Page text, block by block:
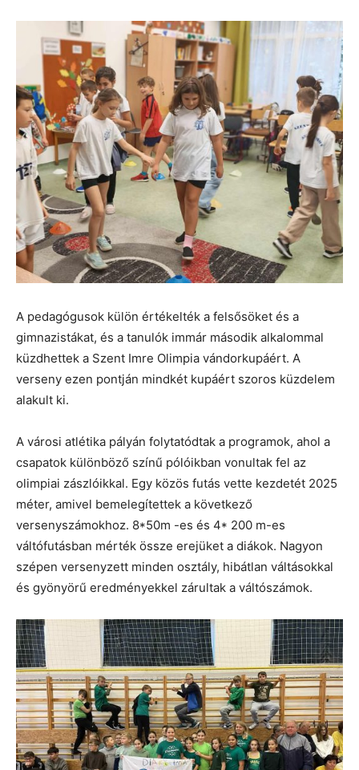
A pedagógusok külön értékelték a felsősöket és a
gimnazistákat, és a tanulók immár második alkalommal
küzdhettek a Szent Imre Olimpia vándorkupáért. A
verseny ezen pontján mindkét kupáért szoros küzdelem
alakult ki.
A városi atlétika pályán folytatódtak a programok, ahol a
csapatok különböző színű pólóikban vonultak fel az
olimpiai zászlóikkal. Egy közös futás vette kezdetét 2025
méter, amivel bemelegítettek a következő
versenyszámokhoz. 8*50m -es és 4* 200 m-es
váltófutásban mérték össze erejüket a diákok. Nagyon
szépen versenyzett minden osztály, hibátlan váltásokkal
és gyönyörű eredményekkel zárultak a váltószámok.